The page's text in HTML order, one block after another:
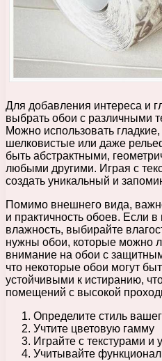
Для добавления интереса и
выбрать обои с различными
Можно использовать
шелковистые или даже
быть абстрактными,
любыми другими. Играя с
создать уникальный и
Помимо внешнего вида,
и практичность обоев. Если
влажность, выбирайте
нужны обои, которые можно
внимание на обои с
что некоторые обои могут
устойчивыми к истиранию,
помещений с высокой
Определите стиль
Учтите цветовую гамму
Играйте с текстурами и
Учитывайте